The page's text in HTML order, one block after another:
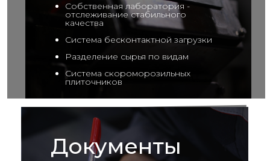
Собственная лаборатория -
отслеживание стабильного
качества
Система бесконтактной загрузки
Разделение сырья по видам
Система скороморозильных
плиточников
Документы